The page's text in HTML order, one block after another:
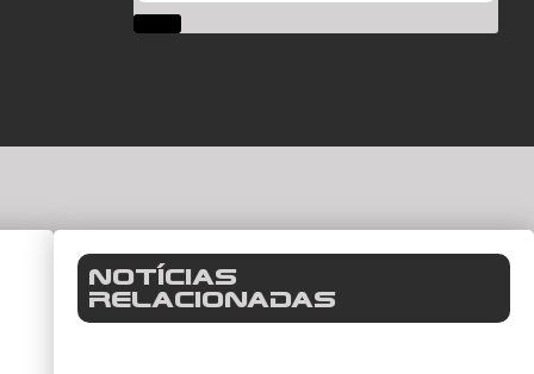
Notícias
Relacionadas